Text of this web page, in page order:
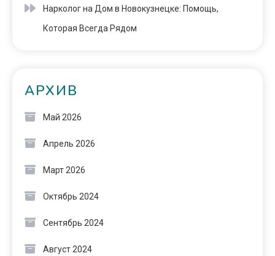
Нарколог на Дом в Новокузнецке: Помощь,
Которая Всегда Рядом
АРХИВ
Май 2026
Апрель 2026
Март 2026
Октябрь 2024
Сентябрь 2024
Август 2024